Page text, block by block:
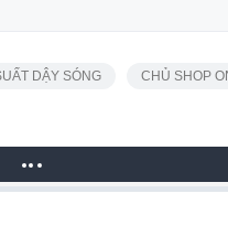
DẬY SÓNG CHỦ SHOP